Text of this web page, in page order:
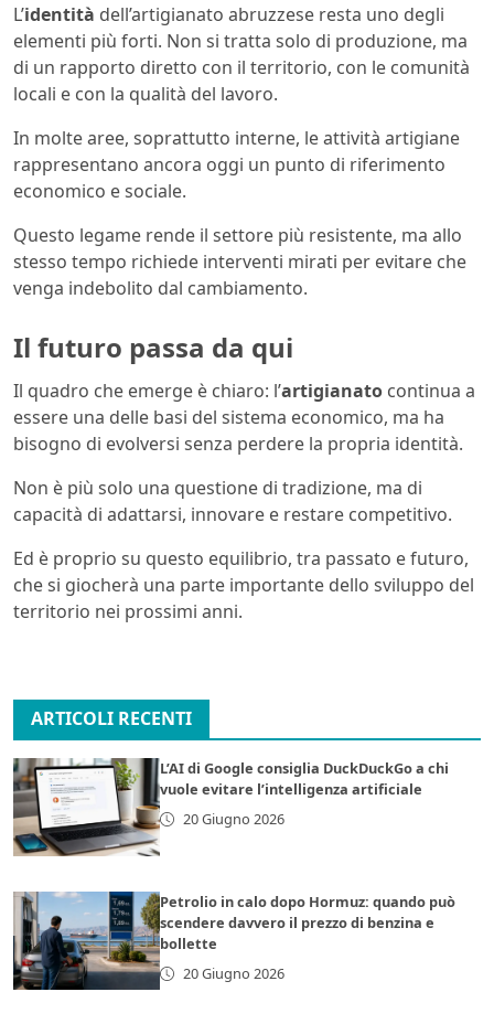
L’identità dell’artigianato abruzzese resta uno degli
elementi più forti. Non si tratta solo di produzione, ma
di un rapporto diretto con il territorio, con le comunità
locali e con la qualità del lavoro.
In molte aree, soprattutto interne, le attività artigiane
rappresentano ancora oggi un punto di riferimento
economico e sociale.
Questo legame rende il settore più resistente, ma allo
stesso tempo richiede interventi mirati per evitare che
venga indebolito dal cambiamento.
Il futuro passa da qui
Il quadro che emerge è chiaro: l’artigianato continua a
essere una delle basi del sistema economico, ma ha
bisogno di evolversi senza perdere la propria identità.
Non è più solo una questione di tradizione, ma di
capacità di adattarsi, innovare e restare competitivo.
Ed è proprio su questo equilibrio, tra passato e futuro,
che si giocherà una parte importante dello sviluppo del
territorio nei prossimi anni.
ARTICOLI RECENTI
L’AI di Google consiglia DuckDuckGo a chi
vuole evitare l’intelligenza artificiale
20 Giugno 2026
Petrolio in calo dopo Hormuz: quando può
scendere davvero il prezzo di benzina e
bollette
20 Giugno 2026